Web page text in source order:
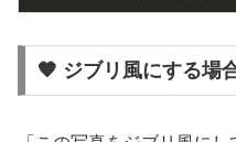
🧡 ジブリ風にする場